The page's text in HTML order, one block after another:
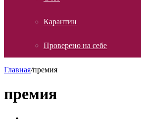
Карантин
Проверено на себе
Главная/премия
премия